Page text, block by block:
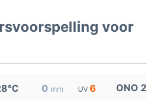
voor
0 mm UV 6 ONO 2